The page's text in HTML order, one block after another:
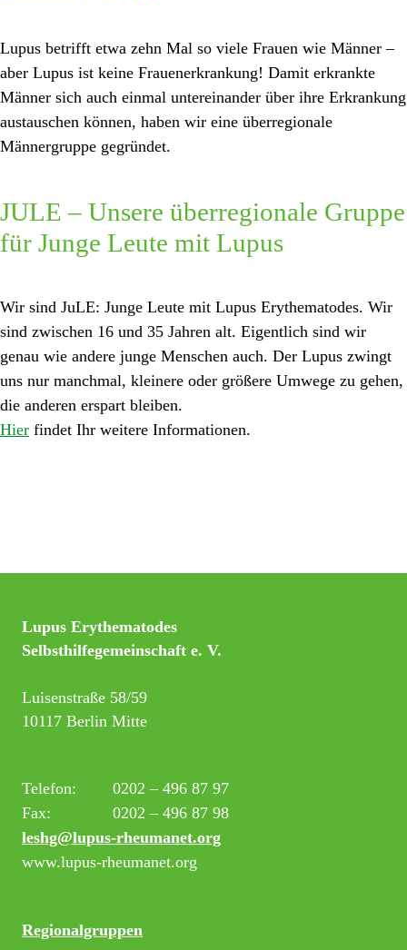
Lupus betrifft etwa zehn Mal so viele Frauen wie Männer –
aber Lupus ist keine Frauenerkrankung! Damit erkrankte
Männer sich auch einmal untereinander über ihre Erkrankung
austauschen können, haben wir eine überregionale
Männergruppe gegründet.
JULE – Unsere überregionale Gruppe
für Junge Leute mit Lupus
Wir sind JuLE: Junge Leute mit Lupus Erythematodes. Wir
sind zwischen 16 und 35 Jahren alt. Eigentlich sind wir
genau wie andere junge Menschen auch. Der Lupus zwingt
uns nur manchmal, kleinere oder größere Umwege zu gehen,
die anderen erspart bleiben.
Hier findet Ihr weitere Informationen.
Lupus Erythematodes
Selbsthilfegemeinschaft e. V.
Luisenstraße 58/59
10117 Berlin Mitte
Telefon:
0202 – 496 87 97
Fax:
0202 – 496 87 98
leshg@lupus-rheumanet.org
www.lupus-rheumanet.org
Regionalgruppen